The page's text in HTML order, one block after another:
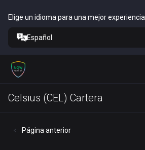
Elige un idioma para una mejor experiencia
Español
Celsius (CEL) Cartera
Página anterior